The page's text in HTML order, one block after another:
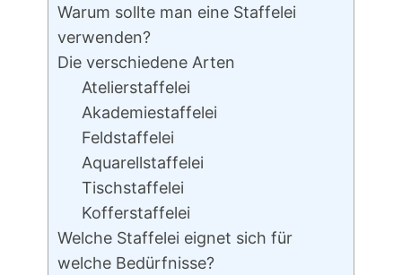
Warum sollte man eine Staffelei
verwenden?
Die verschiedene Arten
Atelierstaffelei
Akademiestaffelei
Feldstaffelei
Aquarellstaffelei
Tischstaffelei
Kofferstaffelei
Welche Staffelei eignet sich für
welche Bedürfnisse?